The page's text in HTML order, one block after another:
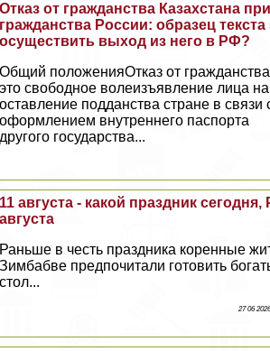
Отказ от гражданства Казахстана
гражданства России: образец текста
осуществить выход из него в РФ?
Общий положенияОтказ от
это свободное волеизъявление лица на
оставление подданства стране в связи
оформлением внутреннего паспорта
другого государства...
11 августа - какой праздник
августа
Раньше в честь праздника коренные
Зимбабве предпочитали готовить
стол...
27 06